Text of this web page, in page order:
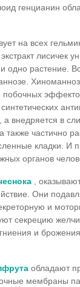
генцианин
на всех
лисичек
одно растение.
внедряется в
частично
кладки. И
органов
,
Они
и
секрецию
и
обладают
мембраны